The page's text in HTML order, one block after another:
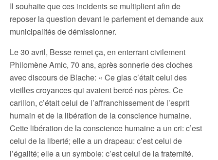
Il souhaite que ces incidents se multiplient afin de
reposer la question devant le parlement et demande aux
municipalités de démissionner.
Le 30 avril, Besse remet ça, en enterrant civilement
Philomène Amic, 70 ans, après sonnerie des cloches
avec discours de Blache: « Ce glas c’était celui des
vieilles croyances qui avaient bercé nos pères. Ce
carillon, c’était celui de l’affranchissement de l’esprit
humain et de la libération de la conscience humaine.
Cette libération de la conscience humaine a un cri: c’est
celui de la liberté; elle a un drapeau: c’est celui de
l’égalité; elle a un symbole: c’est celui de la fraternité.